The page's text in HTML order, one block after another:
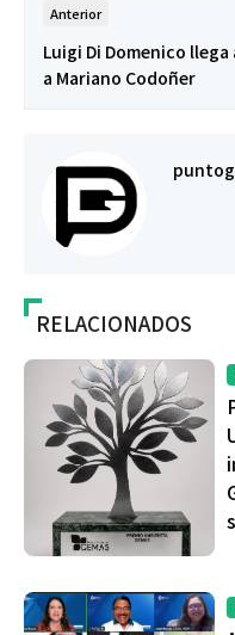
Anterior
Luigi Di Domenico
a Mariano Codoñer
RELACIONADOS